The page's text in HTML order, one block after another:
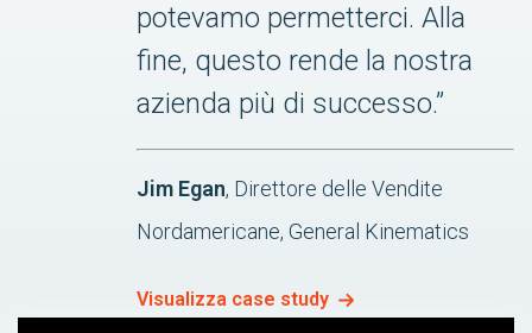
potevamo permetterci. Alla
fine, questo rende la nostra
azienda più di successo.”
Jim Egan, Direttore delle Vendite
Nordamericane, General Kinematics
Visualizza case study